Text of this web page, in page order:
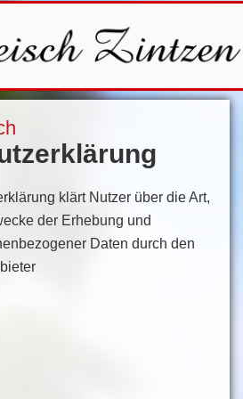
klärt Nutzer über die Art,
der Erhebung und
Daten durch den